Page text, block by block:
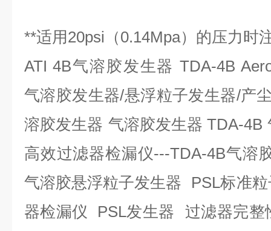
**适用20psi （0.14Mpa）的压力时
ATI 4B气溶胶发生器 TDA-4B
气溶胶发生器/悬浮粒子发生器/产
溶胶发生器 气溶胶发生器 TDA-4B
高效过滤器检漏仪---TDA-4B气溶
气溶胶悬浮粒子发生器
PSL标准
器检漏仪 PSL发生器
过滤器完整